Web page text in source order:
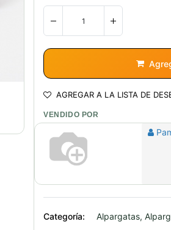
AGREGAR A LA LISTA DE
VENDIDO POR
Categoría: Alpargatas,